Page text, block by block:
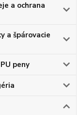
a ochrana
a špárovacie
peny